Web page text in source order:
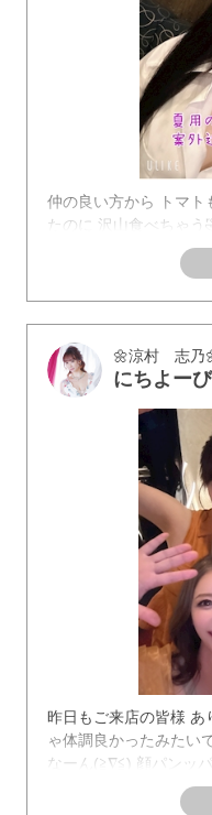
仲の良い方から トマト
たのに 沢山食べちゃう
🌼涼村 志乃
にちよーび
昨日もご来店の皆様 あ
ゃ体調良かったみたい
なーん(≧∇≦) 顔パンッ